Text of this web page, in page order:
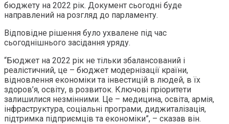
бюджету на 2022 рік. Документ сьогодні буде
направлений на розгляд до парламенту.
Відповідне рішення було ухвалене під час
сьогоднішнього засідання уряду.
“Бюджет на 2022 рік не тільки збалансований і
реалістичний, це – бюджет модернізації країни,
відновлення економіки та інвестицій в людей, в їх
здоров’я, освіту, в розвиток. Ключові пріоритети
залишилися незмінними. Це – медицина, освіта, армія,
інфраструктура, соціальні програми, диджиталізація,
підтримка підприємців та економіки”, – сказав він.